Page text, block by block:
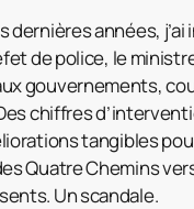
dernières années,
de police, le
gouvernements,
chiffres
tangibles
Quatre Chemins
Un scandale.